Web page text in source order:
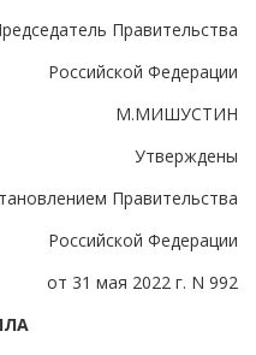
Правительства
Российской Федерации
М.МИШУСТИН
Утверждены
Правительства
Российской Федерации
от 31 мая 2022 г. N 992